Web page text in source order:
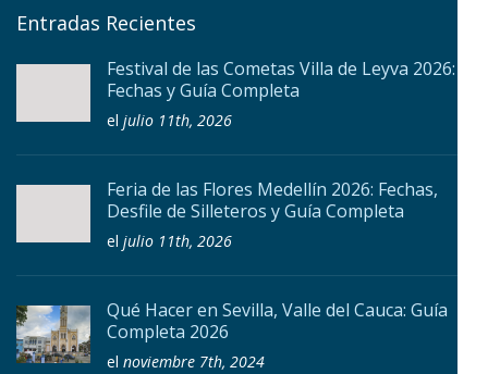
Entradas Recientes
Festival de las Cometas Villa de Leyva 2026:
Fechas y Guía Completa
el julio 11th, 2026
Feria de las Flores Medellín 2026: Fechas,
Desfile de Silleteros y Guía Completa
el julio 11th, 2026
Qué Hacer en Sevilla, Valle del Cauca: Guía
Completa 2026
el noviembre 7th, 2024